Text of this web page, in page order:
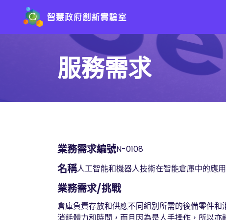
服務需求
業務需求編號N-0108
名稱人工智能和機器人技術在智能倉庫中的應用
業務需求/挑戰
倉庫負責存放和供應不同組別所需的後備零件